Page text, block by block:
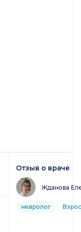
Отзыв о враче
Жданова
невролог